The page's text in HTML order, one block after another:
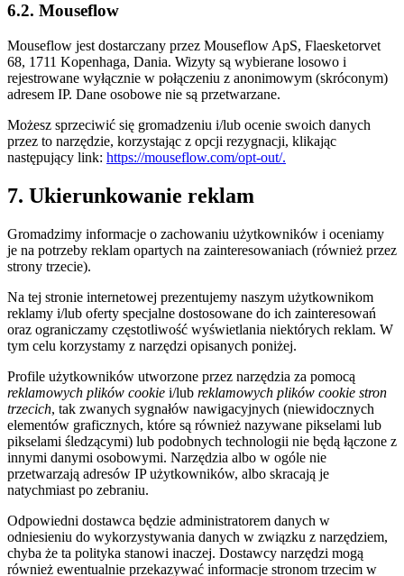
6.2. Mouseflow
Mouseflow jest dostarczany przez Mouseflow ApS, Flaesketorvet
68, 1711 Kopenhaga, Dania. Wizyty są wybierane losowo i
rejestrowane wyłącznie w połączeniu z anonimowym (skróconym)
adresem IP. Dane osobowe nie są przetwarzane.
Możesz sprzeciwić się gromadzeniu i/lub ocenie swoich danych
przez to narzędzie, korzystając z opcji rezygnacji, klikając
następujący link: https://mouseflow.com/opt-out/.
7. Ukierunkowanie reklam
Gromadzimy informacje o zachowaniu użytkowników i oceniamy
je na potrzeby reklam opartych na zainteresowaniach (również przez
strony trzecie).
Na tej stronie internetowej prezentujemy naszym użytkownikom
reklamy i/lub oferty specjalne dostosowane do ich zainteresowań
oraz ograniczamy częstotliwość wyświetlania niektórych reklam. W
tym celu korzystamy z narzędzi opisanych poniżej.
Profile użytkowników utworzone przez narzędzia za pomocą
reklamowych plików cookie i/lub reklamowych plików cookie stron
trzecich, tak zwanych sygnałów nawigacyjnych (niewidocznych
elementów graficznych, które są również nazywane pikselami lub
pikselami śledzącymi) lub podobnych technologii nie będą łączone z
innymi danymi osobowymi. Narzędzia albo w ogóle nie
przetwarzają adresów IP użytkowników, albo skracają je
natychmiast po zebraniu.
Odpowiedni dostawca będzie administratorem danych w
odniesieniu do wykorzystywania danych w związku z narzędziem,
chyba że ta polityka stanowi inaczej. Dostawcy narzędzi mogą
również ewentualnie przekazywać informacje stronom trzecim w